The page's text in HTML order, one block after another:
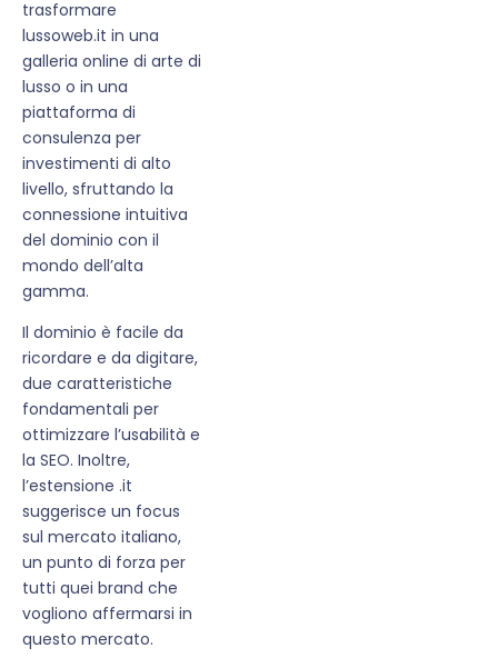
trasformare
lussoweb.it in una
galleria online di arte di
lusso o in una
piattaforma di
consulenza per
investimenti di alto
livello, sfruttando la
connessione intuitiva
del dominio con il
mondo dell’alta
gamma.
Il dominio è facile da
ricordare e da digitare,
due caratteristiche
fondamentali per
ottimizzare l’usabilità e
la SEO. Inoltre,
l’estensione .it
suggerisce un focus
sul mercato italiano,
un punto di forza per
tutti quei brand che
vogliono affermarsi in
questo mercato.